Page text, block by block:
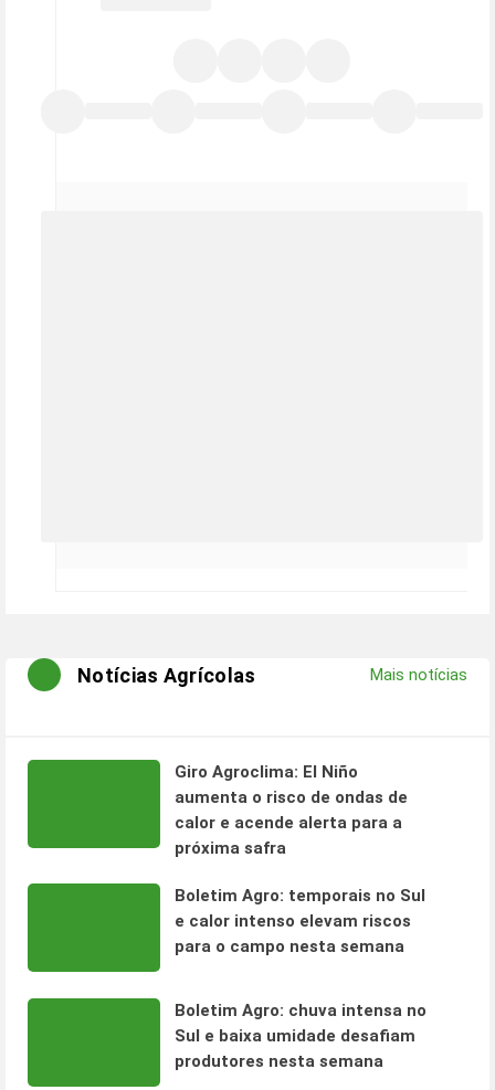
Notícias Agrícolas Mais notícias
Giro Agroclima: El Niño
aumenta o risco de ondas de
calor e acende alerta para a
próxima safra
Boletim Agro: temporais no Sul
e calor intenso elevam riscos
para o campo nesta semana
Boletim Agro: chuva intensa no
Sul e baixa umidade desafiam
produtores nesta semana